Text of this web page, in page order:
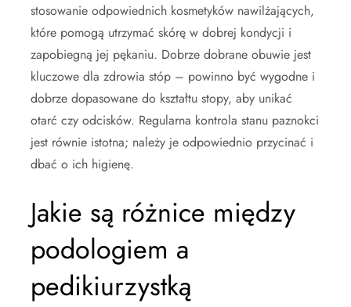
stosowanie odpowiednich kosmetyków nawilżających,
które pomogą utrzymać skórę w dobrej kondycji i
zapobiegną jej pękaniu. Dobrze dobrane obuwie jest
kluczowe dla zdrowia stóp – powinno być wygodne i
dobrze dopasowane do kształtu stopy, aby unikać
otarć czy odcisków. Regularna kontrola stanu paznokci
jest równie istotna; należy je odpowiednio przycinać i
dbać o ich higienę.
Jakie są różnice między
podologiem a
pedikiurzystką